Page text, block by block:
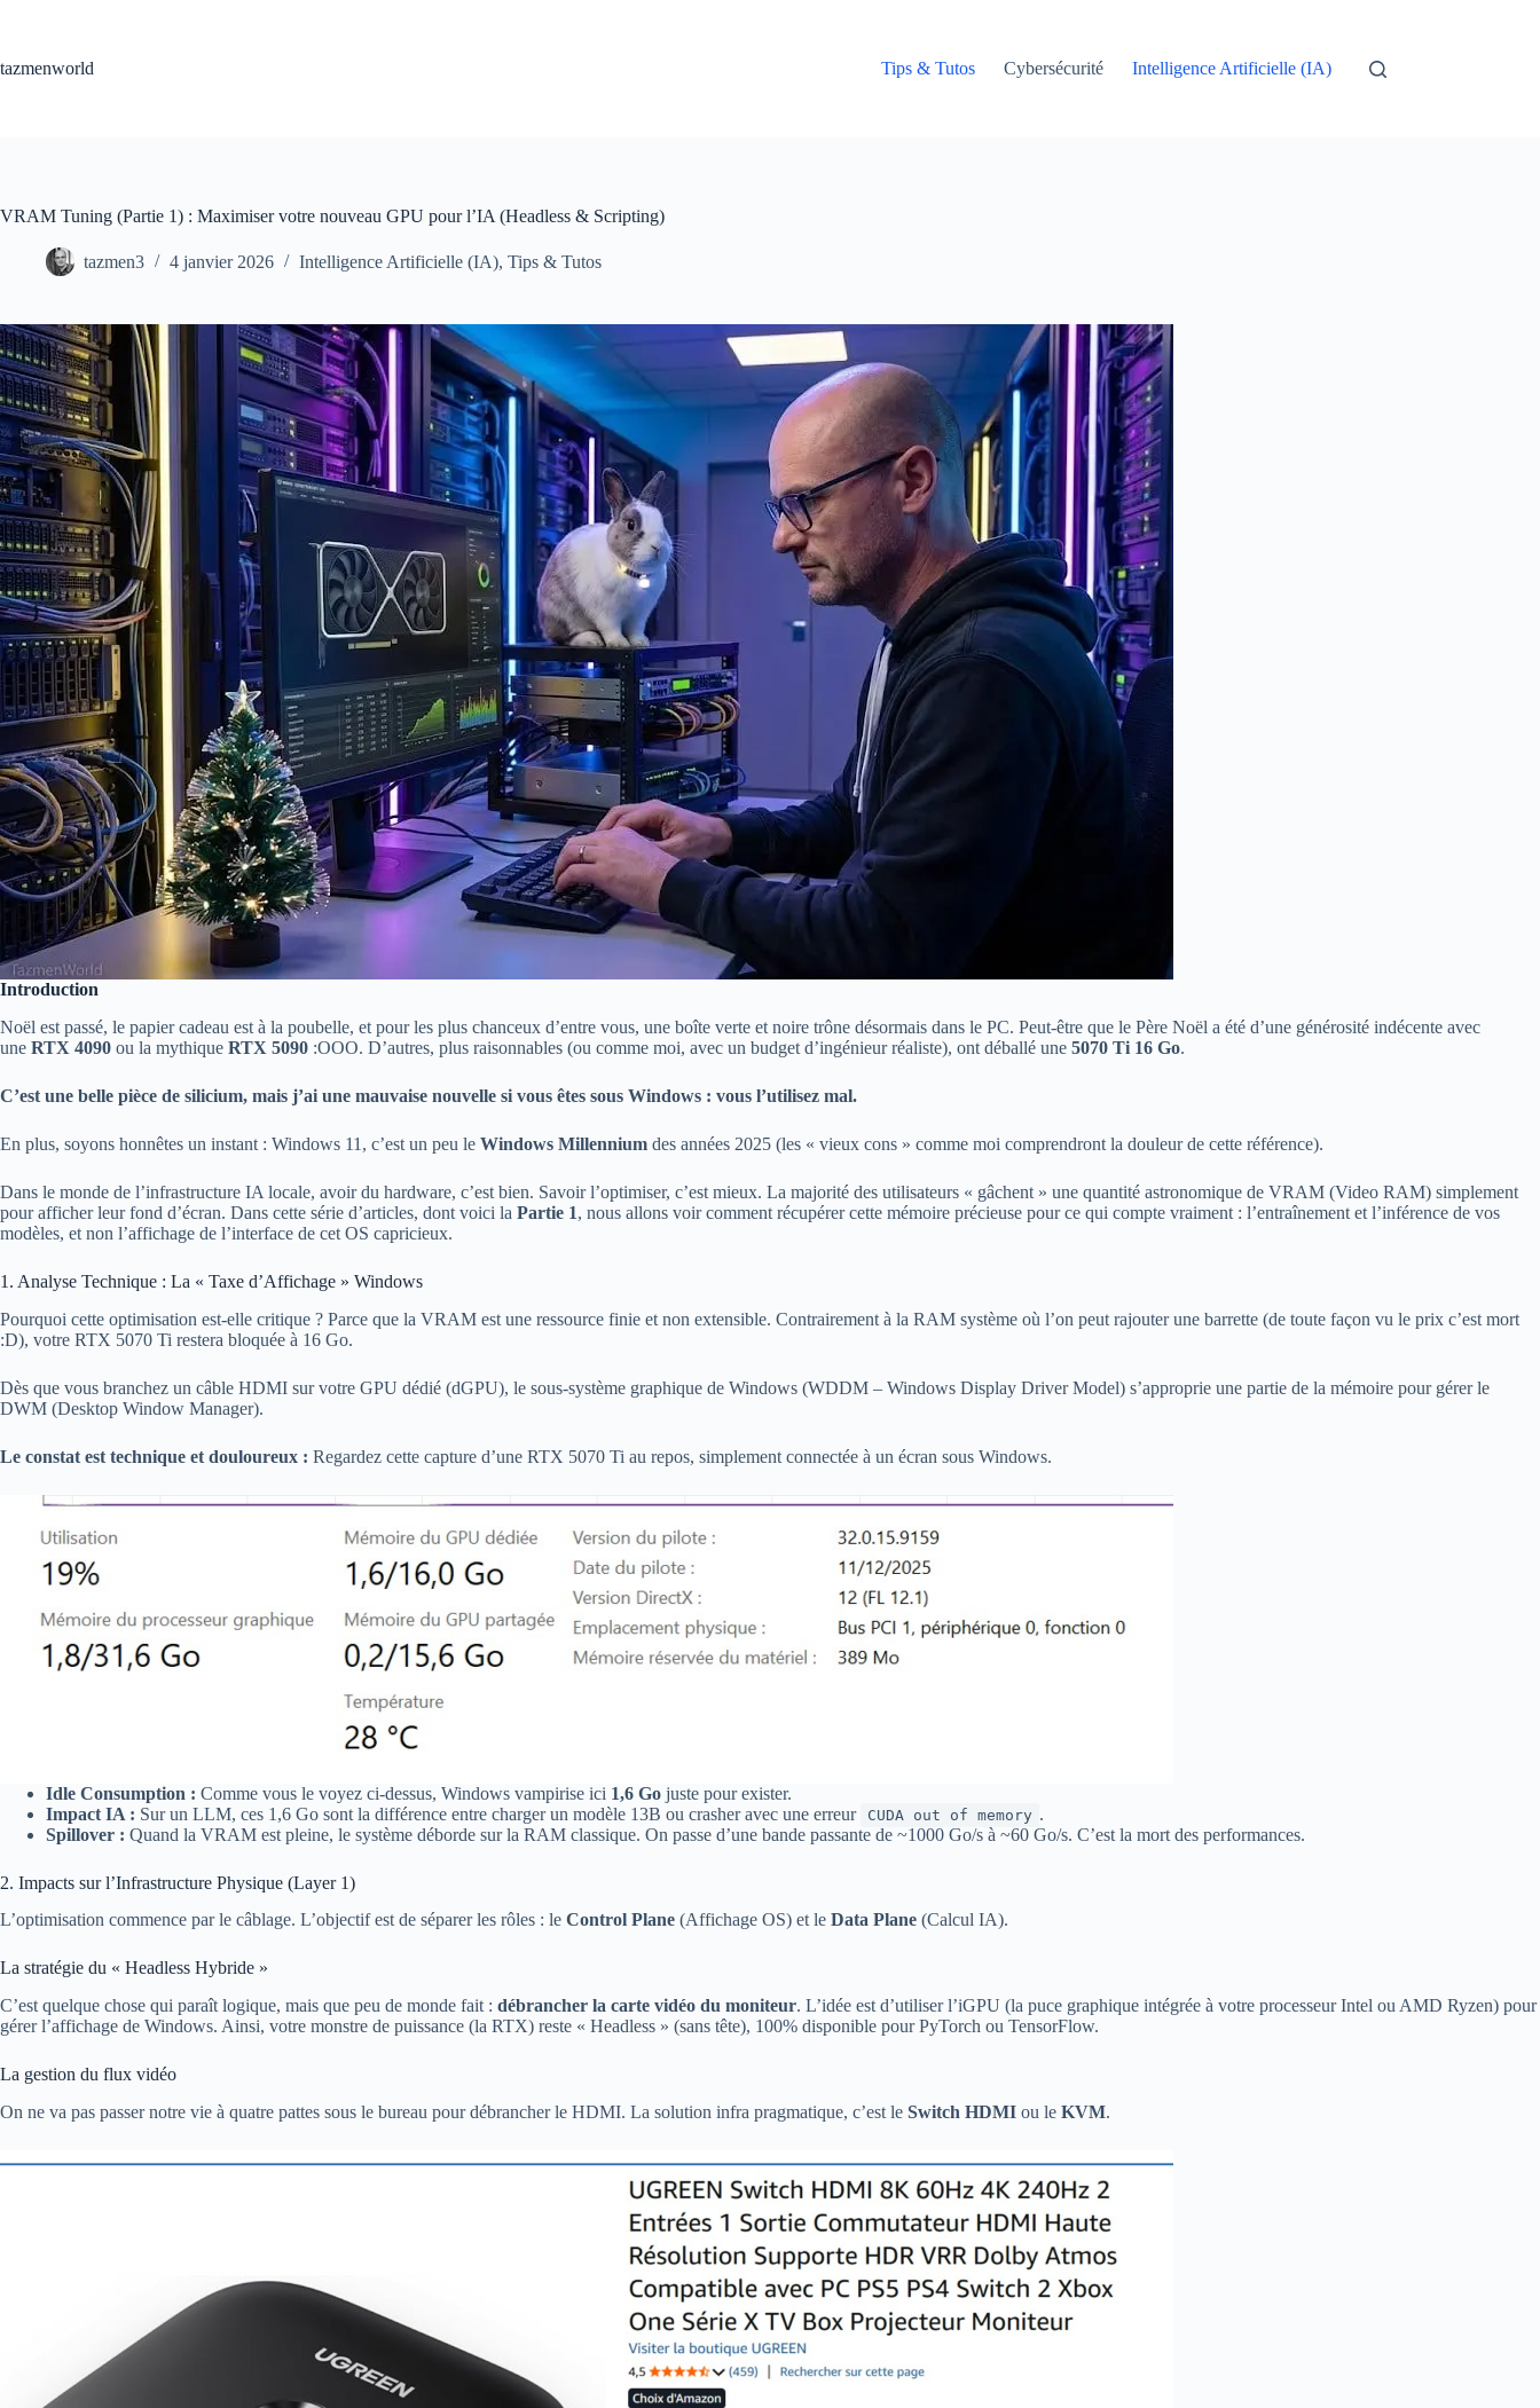
tazmenworld
Tips & Tutos Cybersécurité Intelligence Artificielle (IA)
VRAM Tuning (Partie 1) : Maximiser votre nouveau GPU pour l’IA (Headless & Scripting)
tazmen3 4 janvier 2026 Intelligence Artificielle (IA), Tips & Tutos
Introduction
Noël est passé, le papier cadeau est à la poubelle, et pour les plus chanceux d’entre vous, une boîte verte et noire trône désormais dans le PC. Peut-être que le Père Noël a été d’une générosité indécente avec
une RTX 4090 ou la mythique RTX 5090 :OOO. D’autres, plus raisonnables (ou comme moi, avec un budget d’ingénieur réaliste), ont déballé une 5070 Ti 16 Go.
C’est une belle pièce de silicium, mais j’ai une mauvaise nouvelle si vous êtes sous Windows : vous l’utilisez mal.
En plus, soyons honnêtes un instant : Windows 11, c’est un peu le Windows Millennium des années 2025 (les « vieux cons » comme moi comprendront la douleur de cette référence).
Dans le monde de l’infrastructure IA locale, avoir du hardware, c’est bien. Savoir l’optimiser, c’est mieux. La majorité des utilisateurs « gâchent » une quantité astronomique de VRAM (Video RAM) simplement
pour afficher leur fond d’écran. Dans cette série d’articles, dont voici la Partie 1, nous allons voir comment récupérer cette mémoire précieuse pour ce qui compte vraiment : l’entraînement et l’inférence de vos
modèles, et non l’affichage de l’interface de cet OS capricieux.
1. Analyse Technique : La « Taxe d’Affichage » Windows
Pourquoi cette optimisation est-elle critique ? Parce que la VRAM est une ressource finie et non extensible. Contrairement à la RAM système où l’on peut rajouter une barrette (de toute façon vu le prix c’est mort
:D), votre RTX 5070 Ti restera bloquée à 16 Go.
Dès que vous branchez un câble HDMI sur votre GPU dédié (dGPU), le sous-système graphique de Windows (WDDM – Windows Display Driver Model) s’approprie une partie de la mémoire pour gérer le
DWM (Desktop Window Manager).
Le constat est technique et douloureux : Regardez cette capture d’une RTX 5070 Ti au repos, simplement connectée à un écran sous Windows.
Idle Consumption : Comme vous le voyez ci-dessus, Windows vampirise ici 1,6 Go juste pour exister.
Impact IA : Sur un LLM, ces 1,6 Go sont la différence entre charger un modèle 13B ou crasher avec une erreur CUDA out of memory .
Spillover : Quand la VRAM est pleine, le système déborde sur la RAM classique. On passe d’une bande passante de ~1000 Go/s à ~60 Go/s. C’est la mort des performances.
2. Impacts sur l’Infrastructure Physique (Layer 1)
L’optimisation commence par le câblage. L’objectif est de séparer les rôles : le Control Plane (Affichage OS) et le Data Plane (Calcul IA).
La stratégie du « Headless Hybride »
C’est quelque chose qui paraît logique, mais que peu de monde fait : débrancher la carte vidéo du moniteur. L’idée est d’utiliser l’iGPU (la puce graphique intégrée à votre processeur Intel ou AMD Ryzen) pour
gérer l’affichage de Windows. Ainsi, votre monstre de puissance (la RTX) reste « Headless » (sans tête), 100% disponible pour PyTorch ou TensorFlow.
La gestion du flux vidéo
On ne va pas passer notre vie à quatre pattes sous le bureau pour débrancher le HDMI. La solution infra pragmatique, c’est le Switch HDMI ou le KVM.